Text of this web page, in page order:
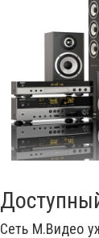
Сеть М.Видео